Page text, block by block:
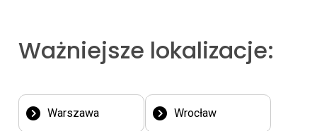
Ważniejsze lokalizacje:
Warszawa Wrocław